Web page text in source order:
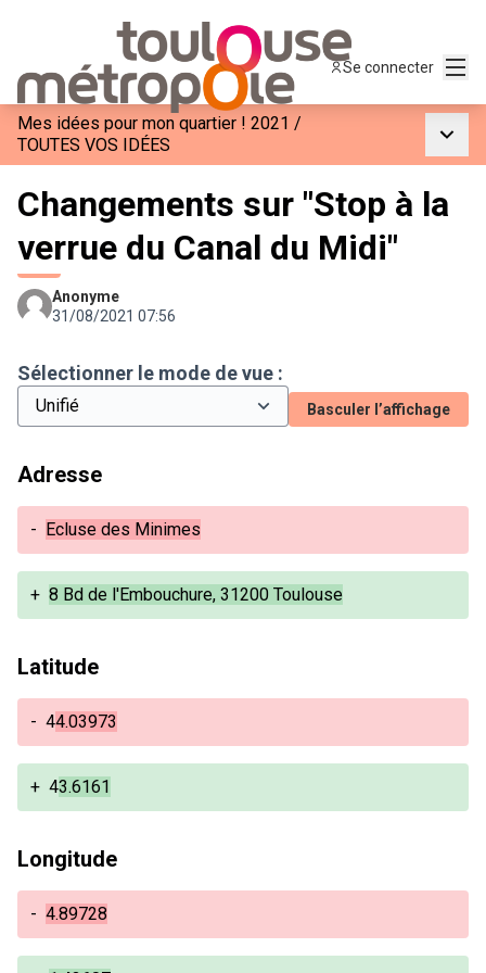
Se connecter
Mes idées pour mon quartier ! 2021 /
TOUTES VOS IDÉES
Changements sur "Stop à la
verrue du Canal du Midi"
Anonyme
31/08/2021 07:56
Sélectionner le mode de vue :
Basculer l’affichage
Adresse
- Ecluse des Minimes
+ 8 Bd de l'Embouchure, 31200 Toulouse
Latitude
- 44.03973
+ 43.6161
Longitude
- 4.89728